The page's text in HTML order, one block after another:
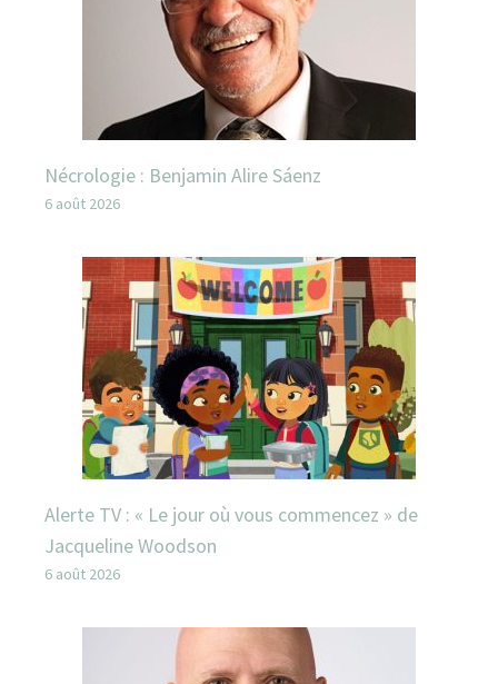
Nécrologie : Benjamin Alire Sáenz
6 août 2026
Alerte TV : « Le jour où vous commencez » de
Jacqueline Woodson
6 août 2026